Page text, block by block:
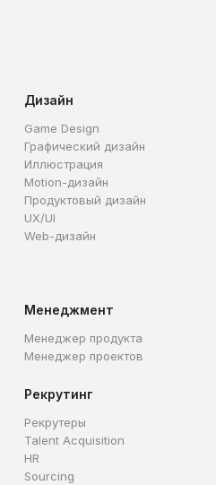
Дизайн
Game Design
Графический дизайн
Иллюстрация
Motion-дизайн
Продуктовый дизайн
UX/UI
Web-дизайн
Менеджмент
Менеджер продукта
Менеджер проектов
Рекрутинг
Рекрутеры
Talent Acquisition
HR
Sourcing